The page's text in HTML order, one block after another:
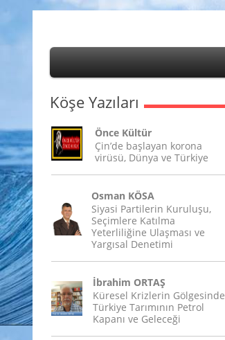
Köşe Yazıları
Önce Kültür
Çin’de başlayan korona
virüsü, Dünya ve Türkiye
Osman KÖSA
Siyasi Partilerin Kuruluşu,
Seçimlere Katılma
Yeterliliğine Ulaşması ve
Yargısal Denetimi
İbrahim ORTAŞ
Küresel Krizlerin Gölgesinde
Türkiye Tarımının Petrol
Kapanı ve Geleceği